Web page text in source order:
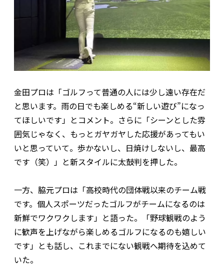
金田プロは「ゴルフって普通の人には少し遠い存在だ
と思います。雨の日でも楽しめる“新しい遊び”になっ
てほしいです」とコメント。さらに「シーンとした雰
囲気じゃなく、もっとガヤガヤした応援があってもい
いと思っていて。歩かないし、日焼けしないし、最高
です（笑）」と新スタイルに太鼓判を押した。
一方、脇元プロは「高校時代の団体戦以来のチーム戦
です。個人スポーツだったゴルフがチームになるのは
新鮮でワクワクします」と語った。「野球観戦のよう
に歓声を上げながら楽しめるゴルフになるのも嬉しい
です」とも話し、これまでにない観戦へ期待を込めて
いた。